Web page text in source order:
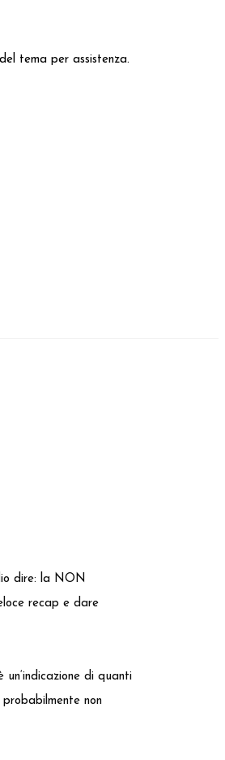
tema per assistenza.
dire: la NON
recap e dare
un‘indicazione di quanti
non